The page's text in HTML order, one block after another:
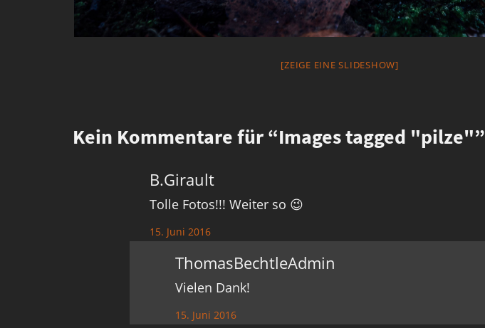
[ZEIGE EINE SLIDESHOW]
Kein Kommentare für “Images tagged "pilze"”
B.Girault
Tolle Fotos!!! Weiter so 😉
15. Juni 2016
ThomasBechtleAdmin
Vielen Dank!
15. Juni 2016